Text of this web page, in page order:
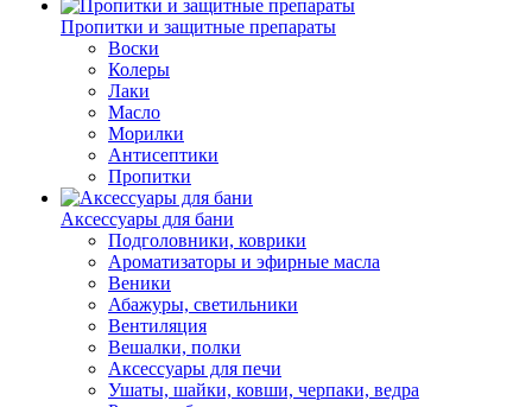
Пропитки и защитные препараты
Воски
Колеры
Лаки
Масло
Морилки
Антисептики
Пропитки
Аксессуары для бани
Подголовники, коврики
Ароматизаторы и эфирные масла
Веники
Абажуры, светильники
Вентиляция
Вешалки, полки
Аксессуары для печи
Ушаты, шайки, ковши, черпаки, ведра